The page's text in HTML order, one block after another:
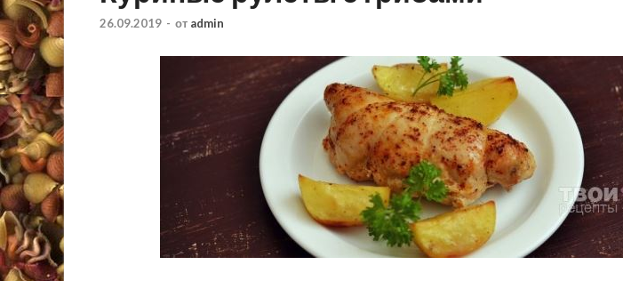
26.09.2019 - от admin